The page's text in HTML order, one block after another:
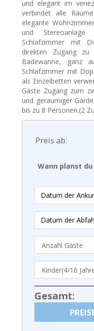
und elegant im
verbindet alle
elegante
und
Schlafzimmer mit
direkten Zugang
Badewanne, ganz
Schlafzimmer mit
als Einzelbetten
Gäste Zugang zum
und geräumiger
bis zu 8 Personen.(2
Preis ab:
Wann planst
Gesamt: